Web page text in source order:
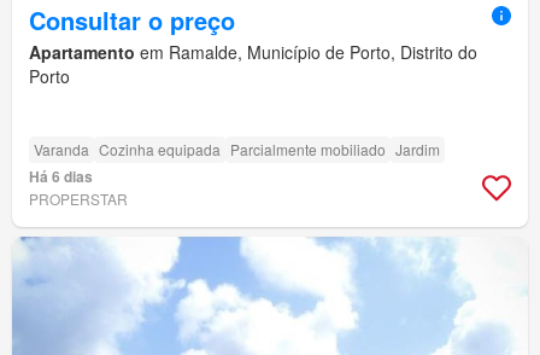
Consultar o preço
Apartamento em Ramalde, Município de Porto, Distrito do
Porto
Varanda Cozinha equipada Parcialmente mobiliado Jardim
Há 6 dias
PROPERSTAR